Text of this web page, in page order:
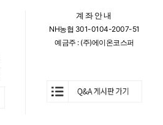
계좌안내
NH농협 301-0104-2007-51
예금주 : (주)에이온코스퍼